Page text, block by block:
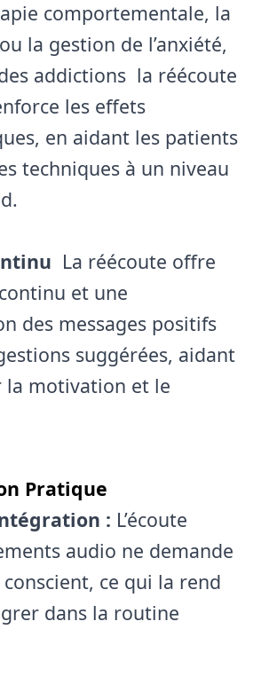
comportementale, la
la gestion de l’anxiété,
addictions la réécoute
les effets
en aidant les patients
techniques à un niveau
La réécoute offre
et une
des messages positifs
suggérées, aidant
la motivation et le
Pratique
: L’écoute
audio ne demande
conscient, ce qui la rend
dans la routine